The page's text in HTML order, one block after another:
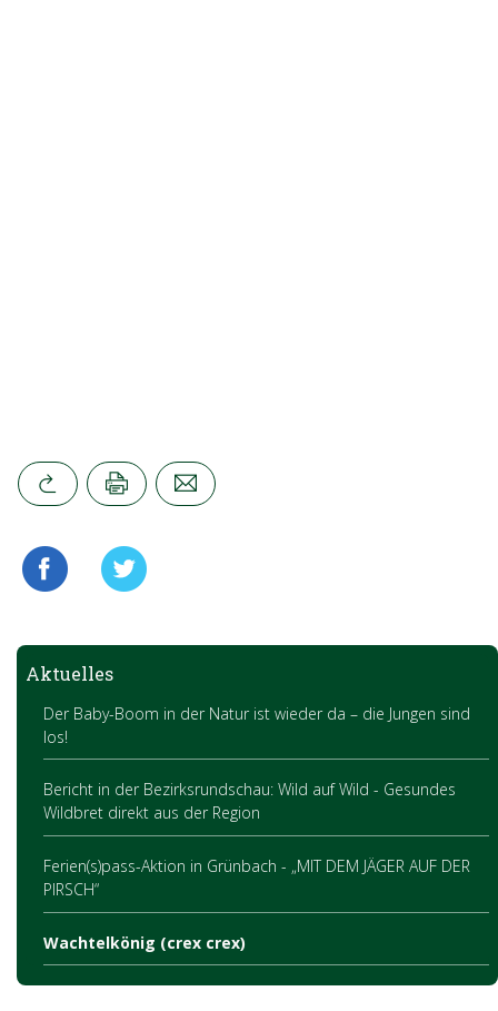
Aktuelles
Der Baby-Boom in der Natur ist wieder da – die Jungen sind
los!
Bericht in der Bezirksrundschau: Wild auf Wild - Gesundes
Wildbret direkt aus der Region
Ferien(s)pass-Aktion in Grünbach - „MIT DEM JÄGER AUF DER
PIRSCH“
Wachtelkönig (crex crex)